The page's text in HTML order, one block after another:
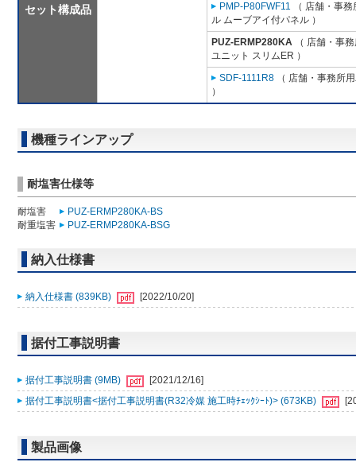
セット構成品
PMP-P80FWF11 （ 店舗・事
ル ムーブアイ付パネル ）
PUZ-ERMP280KA （ 店舗・事
ユニット スリムER ）
SDF-1111R8 （ 店舗・事務所
）
機種ラインアップ
耐塩害仕様等
耐塩害
PUZ-ERMP280KA-BS
耐重塩害
PUZ-ERMP280KA-BSG
納入仕様書
納入仕様書 (839KB) [2022/10/20]
据付工事説明書
据付工事説明書 (9MB)
[2021/12/16]
据付工事説明書<据付工事説明書(R32冷媒 施工時ﾁｪｯｸｼｰﾄ)> (673KB)
製品画像